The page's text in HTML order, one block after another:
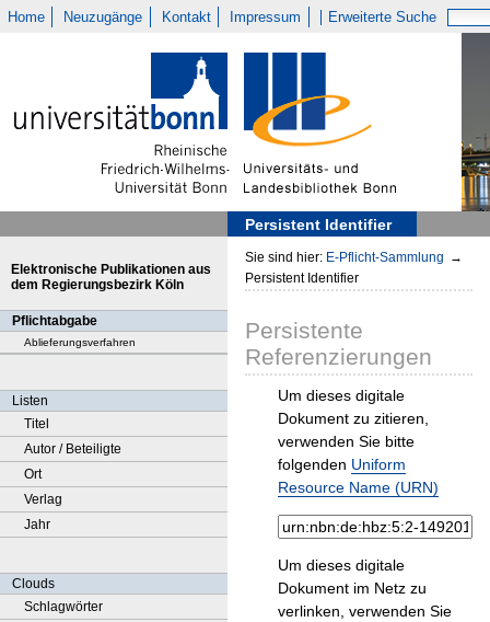
Home Neuzugänge Kontakt Impressum Erweiterte Suche
Persistent Identifier
Elektronische Publikationen aus
dem Regierungsbezirk Köln
Pflichtabgabe
Ablieferungsverfahren
Listen
Titel
Autor / Beteiligte
Ort
Verlag
Jahr
Clouds
Schlagwörter
Sie sind hier: E-Pflicht-Sammlung →
Persistent Identifier
Persistente
Referenzierungen
Um dieses digitale
Dokument zu zitieren,
verwenden Sie bitte
folgenden Uniform
Resource Name (URN)
Um dieses digitale
Dokument im Netz zu
verlinken, verwenden Sie